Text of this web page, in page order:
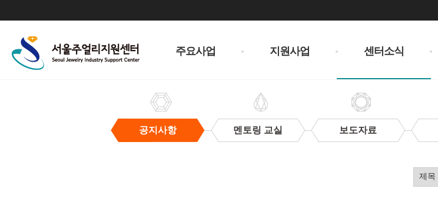
주요사업 지원사업 센터소식
공지사항 멘토링 교실 보도자료